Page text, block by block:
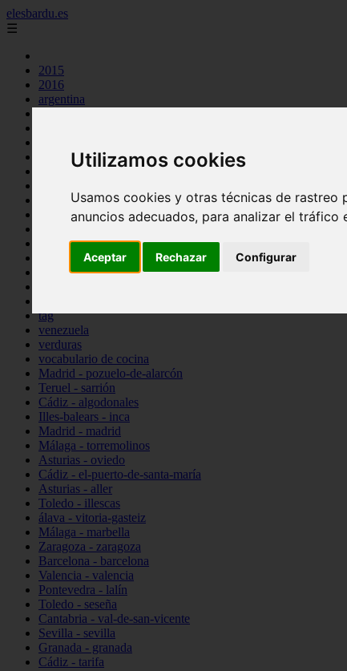
Utilizamos cookies
Usamos cookies y otras técnicas de
anuncios adecuados, para analizar el
Aceptar Rechazar Configurar
elesbardu.es
☰
2015
2016
argentina
cocina casera
comidas
huevos
mariscos
postres
tag
venezuela
verduras
vocabulario de cocina
Madrid - pozuelo-de-alarcón
Teruel - sarrión
Cádiz - algodonales
Illes-balears - inca
Madrid - madrid
Málaga - torremolinos
Asturias - oviedo
Cádiz - el-puerto-de-santa-maría
Asturias - aller
Toledo - illescas
álava - vitoria-gasteiz
Málaga - marbella
Zaragoza - zaragoza
Barcelona - barcelona
Valencia - valencia
Pontevedra - lalín
Toledo - seseña
Cantabria - val-de-san-vicente
Sevilla - sevilla
Granada - granada
Cádiz - tarifa